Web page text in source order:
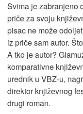
Svima je zabranjeno
priče za svoju
pisac ne može
iz priče sam autor.
A tko je autor?
komparativne
urednik u VBZ-u,
direktor književnog
drugi roman.